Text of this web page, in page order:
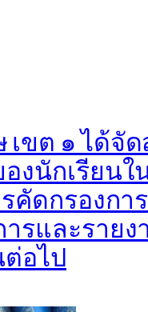
ขต ๑ ได้จัด
งนักเรียน
ดกรองกา
รและราย
อไป